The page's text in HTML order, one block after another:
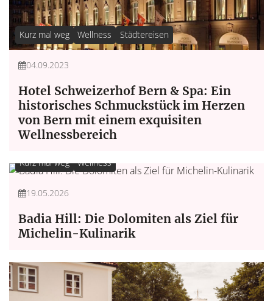
Kurz mal weg Wellness Städtereisen
04.09.2023
Hotel Schweizerhof Bern & Spa: Ein
historisches Schmuckstück im Herzen
von Bern mit einem exquisiten
Wellnessbereich
Kurz mal weg Wellness
19.05.2026
Badia Hill: Die Dolomiten als Ziel für
Michelin-Kulinarik